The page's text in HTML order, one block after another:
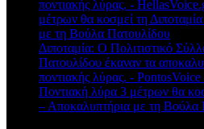
ποντιακής λύρας. -
μέτρων θα κοσμεί τη
με τη Βούλα Πατουλίδου
Διποταμία: Ο Πολιτιστικό
Πατουλίδου έκαναν τα
ποντιακής λύρας. -
Ποντιακή λύρα 3 μέτρων θα
– Αποκαλυπτήρια με τη Βούλα